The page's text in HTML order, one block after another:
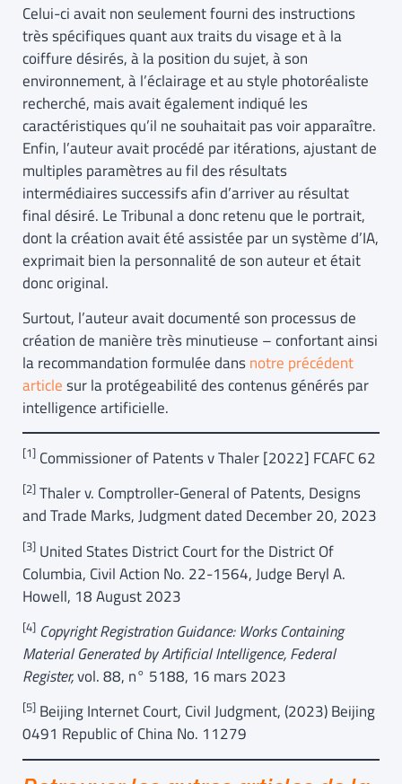
Celui-ci avait non seulement fourni des instructions
très spécifiques quant aux traits du visage et à la
coiffure désirés, à la position du sujet, à son
environnement, à l’éclairage et au style photoréaliste
recherché, mais avait également indiqué les
caractéristiques qu’il ne souhaitait pas voir apparaître.
Enfin, l’auteur avait procédé par itérations, ajustant de
multiples paramètres au fil des résultats
intermédiaires successifs afin d’arriver au résultat
final désiré. Le Tribunal a donc retenu que le portrait,
dont la création avait été assistée par un système d’IA,
exprimait bien la personnalité de son auteur et était
donc original.
Surtout, l’auteur avait documenté son processus de
création de manière très minutieuse – confortant ainsi
la recommandation formulée dansnotre précédent
articlesur la protégeabilité des contenus générés par
intelligence artificielle.
[1] Commissioner of Patents v Thaler [2022] FCAFC 62
[2] Thaler v. Comptroller-General of Patents, Designs
and Trade Marks, Judgment dated December 20, 2023
[3] United States District Court for the District Of
Columbia, Civil Action No. 22-1564, Judge Beryl A.
Howell, 18 August 2023
[4] Copyright Registration Guidance: Works Containing
Material Generated by Artificial Intelligence, Federal
Register,vol. 88, n° 5188, 16 mars 2023
[5] Beijing Internet Court, Civil Judgment, (2023) Beijing
0491 Republic of China No. 11279